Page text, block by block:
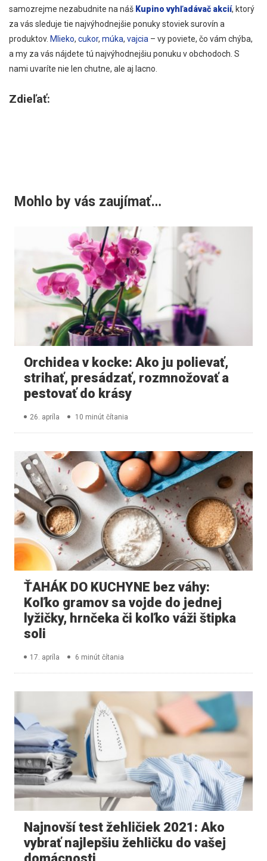
samozrejme nezabudnite na náš Kupino vyhľadávač akcií, ktorý
za vás sleduje tie najvýhodnejšie ponuky stoviek surovín a
produktov. Mlieko, cukor, múka, vajcia – vy poviete, čo vám chýba,
a my za vás nájdete tú najvýhodnejšiu ponuku v obchodoch. S
nami uvaríte nie len chutne, ale aj lacno.
Zdieľať:
Mohlo by vás zaujímať…
Orchidea v kocke: Ako ju polievať,
strihať, presádzať, rozmnožovať a
pestovať do krásy
26. apríla 10 minút čítania
ŤAHÁK DO KUCHYNE bez váhy:
Koľko gramov sa vojde do jednej
lyžičky, hrnčeka či koľko váži štipka
soli
17. apríla 6 minút čítania
Najnovší test žehličiek 2021: Ako
vybrať najlepšiu žehličku do vašej